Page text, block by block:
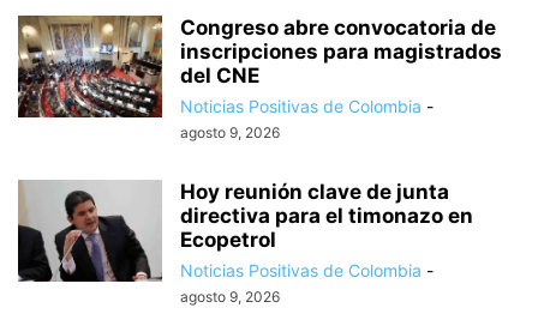
Congreso abre convocatoria de
inscripciones para magistrados
del CNE
Noticias Positivas de Colombia -
agosto 9, 2026
Hoy reunión clave de junta
directiva para el timonazo en
Ecopetrol
Noticias Positivas de Colombia -
agosto 9, 2026